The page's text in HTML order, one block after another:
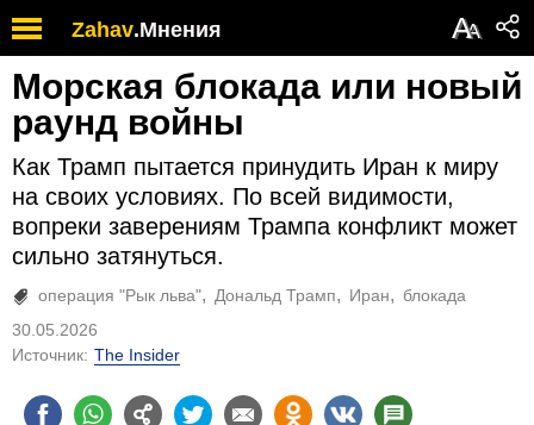
Zahav.Мнения АА
Морская блокада или новый
раунд войны
Как Трамп пытается принудить Иран к миру
на своих условиях. По всей видимости,
вопреки заверениям Трампа конфликт может
сильно затянуться.
операция "Рык льва" Дональд Трамп Иран
блокада
30.05.2026
Источник: The Insider